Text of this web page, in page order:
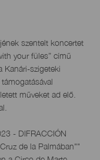
szentelt koncertet
your füles” című
Kanári-szigeteki
műveket ad elő.
- DIFRACCIÓN
de la Palmában""